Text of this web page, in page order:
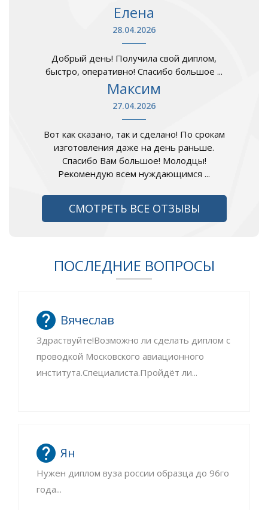
Елена
28.04.2026
Добрый день! Получила свой диплом,
быстро, оперативно! Спасибо большое ...
Максим
27.04.2026
Вот как сказано, так и сделано! По срокам
изготовления даже на день раньше.
Спасибо Вам большое! Молодцы!
Рекомендую всем нуждающимся ...
СМОТРЕТЬ ВСЕ ОТЗЫВЫ
ПОСЛЕДНИЕ ВОПРОСЫ
Вячеслав
Здраствуйте!Возможно ли сделать диплом с
проводкой Московского авиационного
института.Специалиста.Пройдёт ли...
Ян
Нужен диплом вуза россии образца до 96го
года...